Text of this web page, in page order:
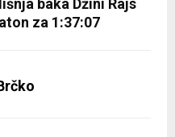
baka Džini Rajs
za 1:37:07